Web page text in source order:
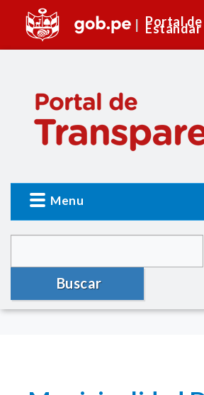
Portal
Estándar
Menu
Buscar